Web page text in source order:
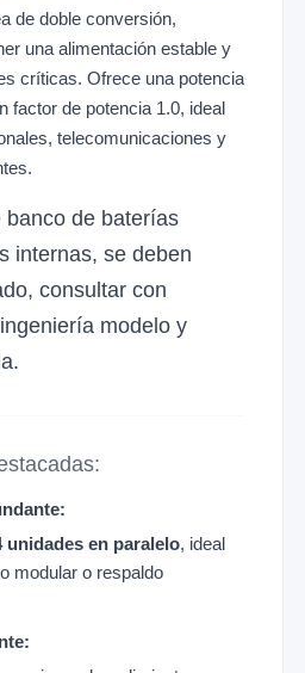
de doble conversión,
una alimentación estable y
críticas. Ofrece una potencia
factor de potencia 1.0, ideal
telecomunicaciones y
banco de baterías
internas, se deben
consultar con
modelo y
unidades en paralelo, ideal
modular o respaldo